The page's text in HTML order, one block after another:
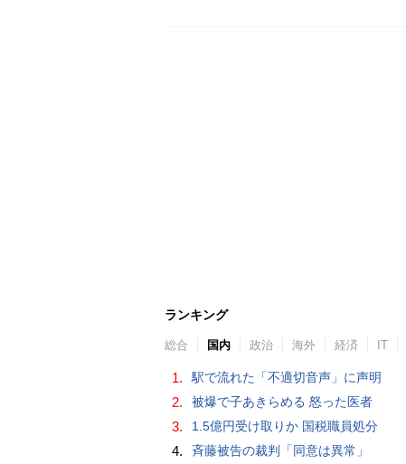
ランキング
総合 国内 政治 海外 経済 IT
1. 駅で流れた「不適切音声」に声明
2. 被爆で子あきらめる 怒った医者
3. 1.5億円受け取りか 国税職員処分
4. 斉藤被告の裁判「同意は異常」